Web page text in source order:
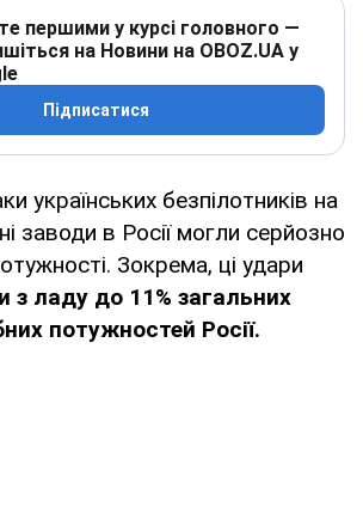
першими у курсі головного —
на Новини на OBOZ.UA у
Підписатися
українських безпілотників на
заводи в Росії могли серйозно
Зокрема, ці удари
з ладу до 11% загальних
потужностей Росії.